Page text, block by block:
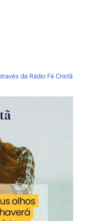
da Rádio Fé Cristã